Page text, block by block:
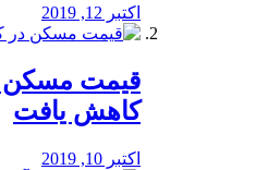
اکتبر 12, 2019
کاهش یافت
اکتبر 10, 2019